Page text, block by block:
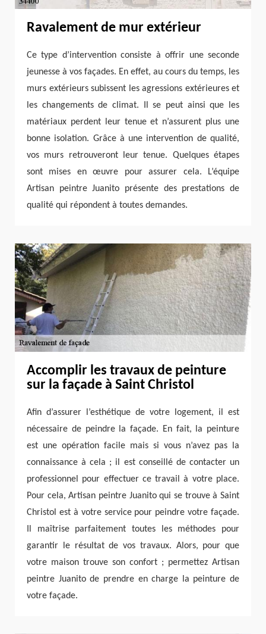
Ravalement de mur extérieur
Ce type d’intervention consiste à offrir une seconde
jeunesse à vos façades. En effet, au cours du temps, les
murs extérieurs subissent les agressions extérieures et
les changements de climat. Il se peut ainsi que les
matériaux perdent leur tenue et n’assurent plus une
bonne isolation. Grâce à une intervention de qualité,
vos murs retrouveront leur tenue. Quelques étapes
sont mises en œuvre pour assurer cela. L’équipe
Artisan peintre Juanito présente des prestations de
qualité qui répondent à toutes demandes.
Accomplir les travaux de peinture
sur la façade à Saint Christol
Afin d’assurer l’esthétique de votre logement, il est
nécessaire de peindre la façade. En fait, la peinture
est une opération facile mais si vous n’avez pas la
connaissance à cela ; il est conseillé de contacter un
professionnel pour effectuer ce travail à votre place.
Pour cela, Artisan peintre Juanito qui se trouve à Saint
Christol est à votre service pour peindre votre façade.
Il maîtrise parfaitement toutes les méthodes pour
garantir le résultat de vos travaux. Alors, pour que
votre maison trouve son confort ; permettez Artisan
peintre Juanito de prendre en charge la peinture de
votre façade.